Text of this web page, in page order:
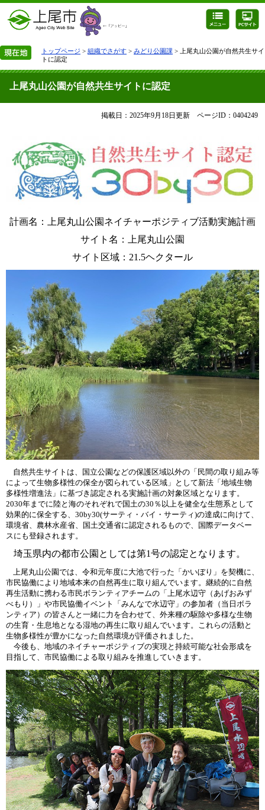
トップページ > 組織でさがす > みどり公園課 > 上尾丸山公園が自然共生サイ
トに認定
上尾丸山公園が自然共生サイトに認定
掲載日：2025年9月18日更新 ページID：0404249
計画名：上尾丸山公園ネイチャーポジティブ活動実施計画
サイト名：上尾丸山公園
サイト区域：21.5ヘクタール
自然共生サイトは、国立公園などの保護区域以外の「民間の取り組み等
によって生物多様性の保全が図られている区域」として新法「地域生物
多様性増進法」に基づき認定される実施計画の対象区域となります。
2030年までに陸と海のそれぞれで国土の30％以上を健全な生態系として
効果的に保全する、30by30(サーティ・バイ・サーティ)の達成に向けて、
環境省、農林水産省、国土交通省に認定されるもので、国際データベー
スにも登録されます。
埼玉県内の都市公園としては第1号の認定となります。
上尾丸山公園では、令和元年度に大池で行った「かいぼり」を契機に、
市民協働により地域本来の自然再生に取り組んでいます。継続的に自然
再生活動に携わる市民ボランティアチームの「上尾水辺守（あげおみず
べもり）」や市民協働イベント「みんなで水辺守」の参加者（当日ボラ
ンティア）の皆さんと一緒に力を合わせて、外来種の駆除や多様な生物
の生育・生息地となる湿地の再生に取り組んでいます。これらの活動と
生物多様性が豊かになった自然環境が評価されました。
今後も、地域のネイチャーポジティブの実現と持続可能な社会形成を
目指して、市民協働による取り組みを推進していきます。